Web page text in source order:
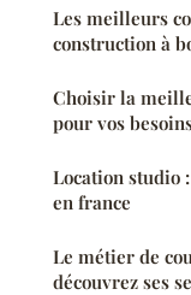
Les meilleurs
construction à
Choisir la
pour vos
Location studio
en france
Le métier de
découvrez ses